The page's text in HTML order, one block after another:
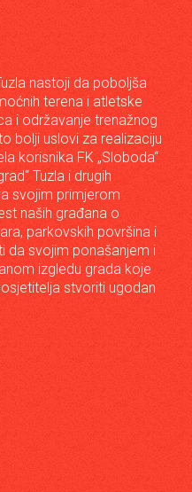
nastoji da poboljša
terena i atletske
i održavanje trenažnog
bolji uslovi za realizaciju
korisnika FK „Sloboda“
Tuzla i drugih
svojim primjerom
naših građana o
parkovskih površina i
da svojim ponašanjem i
izgledu grada koje
stvoriti ugodan